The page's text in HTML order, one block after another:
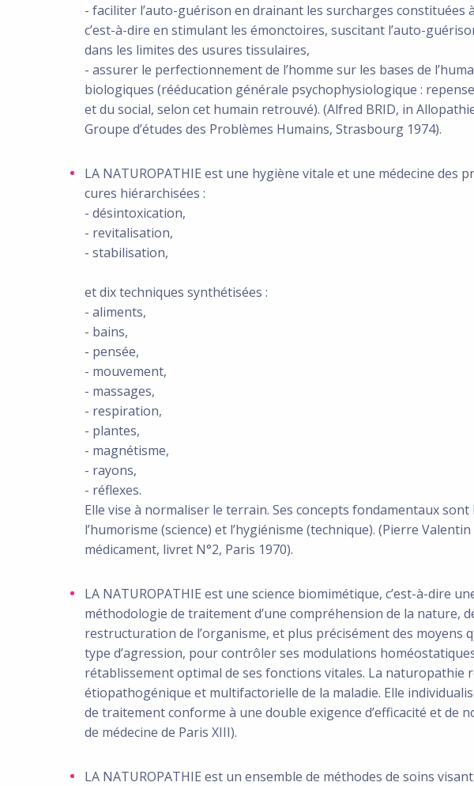
- faciliter l’auto-guérison en drainant les surcharges constituées
c’est-à-dire en stimulant les émonctoires, suscitant l’auto-
dans les limites des usures tissulaires,
- assurer le perfectionnement de l’homme sur les bases de
biologiques (rééducation générale psychophysiologique :
et du social, selon cet humain retrouvé). (Alfred BRID, in
Groupe d’études des Problèmes Humains, Strasbourg 1974).
LA NATUROPATHIE est une hygiène vitale et une médecine
cures hiérarchisées :
- désintoxication,
- revitalisation,
- stabilisation,
et dix techniques synthétisées :
- aliments,
- bains,
- pensée,
- mouvement,
- massages,
- respiration,
- plantes,
- magnétisme,
- rayons,
- réflexes.
Elle vise à normaliser le terrain. Ses concepts fondamentaux
l’humorisme (science) et l’hygiénisme (technique). (Pierre Valentin
médicament, livret N°2, Paris 1970).
LA NATUROPATHIE est une science biomimétique, c’est-à-dire
méthodologie de traitement d’une compréhension de la nature,
restructuration de l’organisme, et plus précisément des moyens
type d’agression, pour contrôler ses modulations
rétablissement optimal de ses fonctions vitales. La naturopathie
étiopathogénique et multifactorielle de la maladie. Elle
de traitement conforme à une double exigence d’efficacité et de
de médecine de Paris XIII).
LA NATUROPATHIE est un ensemble de méthodes de soins